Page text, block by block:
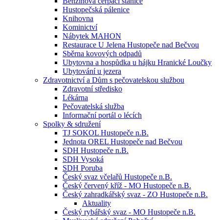
Hustopečská pálenice
Knihovna
Kominictví
Nábytek MAHON
Restaurace U Jelena Hustopeče nad Bečvou
Sběrna kovových odpadů
Ubytovna a hospůdka u hájku Hranické Loučky
Ubytování u jezera
Zdravotnictví a Dům s pečovatelskou službou
Zdravotní středisko
Lékárna
Pečovatelská služba
Informační portál o lécích
Spolky & sdružení
TJ SOKOL Hustopeče n.B.
Jednota OREL Hustopeče nad Bečvou
SDH Hustopeče n.B.
SDH Vysoká
SDH Poruba
Český svaz včelařů Hustopeče n.B.
Český červený kříž - MO Hustopeče n.B.
Český zahradkářský svaz - ZO Hustopeče n.B.
Aktuality
Český rybářský svaz - MO Hustopeče n.B.